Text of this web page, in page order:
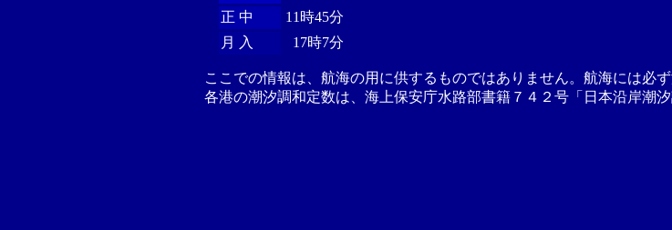
正 中
11時45分
月 入
17時7分
ここでの情報は、航海の用に供するものではありません。航海には必
各港の潮汐調和定数は、海上保安庁水路部書籍７４２号「日本沿岸潮